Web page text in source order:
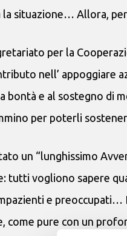
situazione… Allora,
per la
nell’ appoggiare
bontà e al sostegno di
per poterli
un “lunghissimo
tutti vogliono sapere
e preoccupati…
come pure con un